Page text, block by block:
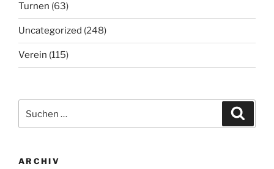
Turnen (63)
Uncategorized (248)
Verein (115)
nach:
ARCHIV